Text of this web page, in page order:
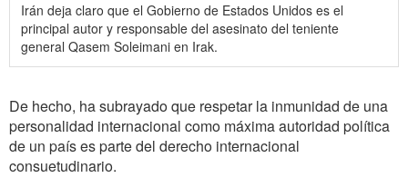
Irán deja claro que el Gobierno de Estados Unidos es el
principal autor y responsable del asesinato del teniente
general Qasem Soleimani en Irak.
De hecho, ha subrayado que respetar la inmunidad de una
personalidad internacional como máxima autoridad política
de un país es parte del derecho internacional
consuetudinario.